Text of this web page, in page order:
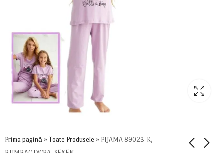
Prima pagină » Toate Produsele » PIJAMA 89023-K,